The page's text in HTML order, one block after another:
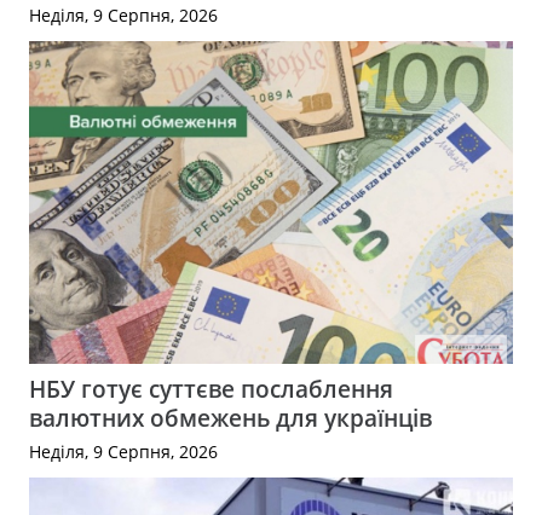
Неділя, 9 Серпня, 2026
НБУ готує суттєве послаблення
валютних обмежень для українців
Неділя, 9 Серпня, 2026